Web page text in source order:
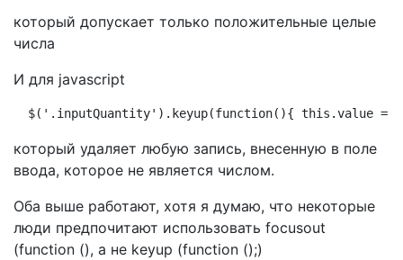
который допускает только положительные целые
числа
И для javascript
$('.inputQuantity').keyup(function(){ this.value
который удаляет любую запись, внесенную в поле
ввода, которое не является числом.
Оба выше работают, хотя я думаю, что некоторые
люди предпочитают использовать focusout
(function (), а не keyup (function ();)